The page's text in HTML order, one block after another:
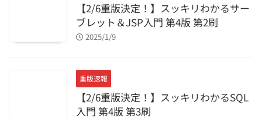
【2/6重版決定！】スッキリわかるサー
ブレット＆JSP入門 第4版 第2刷
2025/1/9
重版速報
【2/6重版決定！】スッキリわかるSQL
入門 第4版 第3刷